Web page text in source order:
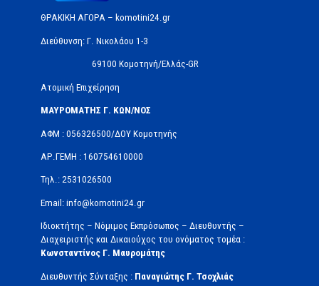
ΘΡΑΚΙΚΗ ΑΓΟΡΑ – komotini24.gr
Διεύθυνση: Γ. Νικολάου 1-3
69100 Κομοτηνή/Ελλάς-GR
Ατομική Επιχείρηση
ΜΑΥΡΟΜΑΤΗΣ Γ. ΚΩΝ/ΝΟΣ
ΑΦΜ : 056326500/ΔOΥ Κομοτηνής
ΑΡ.ΓΕΜΗ : 160754610000
Τηλ.: 2531026500
Email: info@komotini24.gr
Ιδιοκτήτης – Νόμιμος Εκπρόσωπος – Διευθυντής –
Διαχειριστής και Δικαιούχος του ονόματος τομέα :
Κωνσταντίνος Γ. Μαυρομάτης
Διευθυντής Σύνταξης : Παναγιώτης Γ. Τσοχλιάς